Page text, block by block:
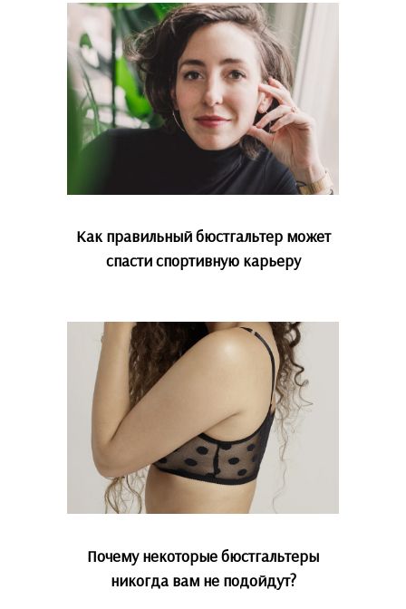
Как правильный бюстгальтер может
спасти спортивную карьеру
Почему некоторые бюстгальтеры
никогда вам не подойдут?